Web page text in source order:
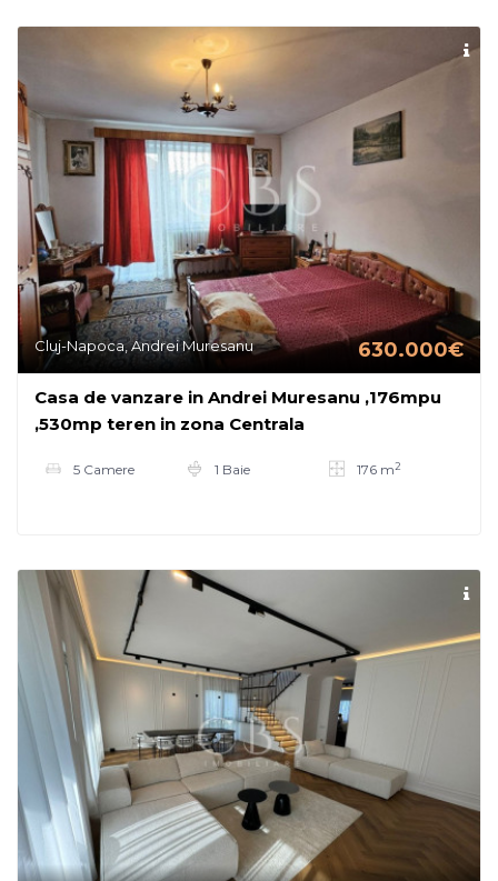
Cluj-Napoca, Andrei Muresanu 630.000€
Casa de vanzare in Andrei Muresanu ,176mpu
,530mp teren in zona Centrala
5 Camere 1 Baie 176 m2